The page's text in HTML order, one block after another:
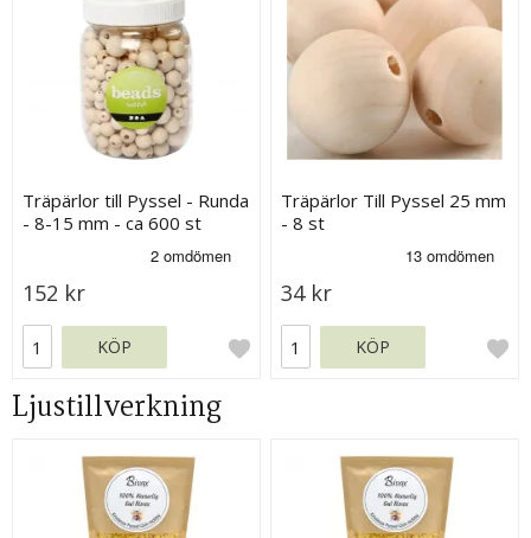
Träpärlor till Pyssel - Runda
- 8-15 mm - ca 600 st
152 kr
KÖP
Träpärlor Till Pyssel 25 mm
- 8 st
34 kr
KÖP
Ljustillverkning